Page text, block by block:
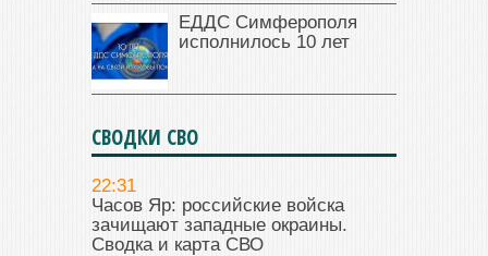
ЕДДС Симферополя
исполнилось 10 лет
СВОДКИ СВО
22:31
Часов Яр: российские войска
зачищают западные окраины.
Сводка и карта СВО